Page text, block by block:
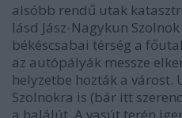
alsóbb rendű utak
lásd Jász-Nagykun
békéscsabai térség a
az autópályák messze
helyzetbe hozták a várost.
Szolnokra is (bár itt